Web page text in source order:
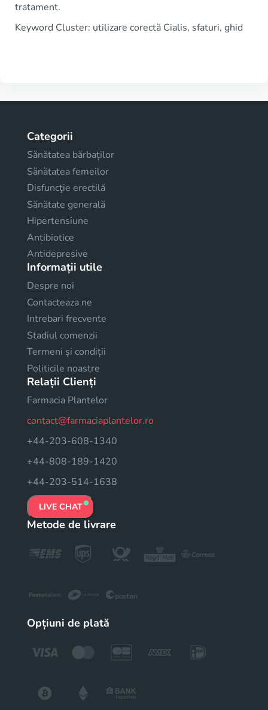
tratament.
Keyword Cluster: utilizare corectă Cialis, sfaturi, ghid
Categorii
Sănătatea bărbaților
Sănătatea femeilor
Disfuncţie erectilă
Sănătate generală
Hipertensiune
Antibiotice
Antidepresive
Informații utile
Despre noi
Contacteaza ne
Intrebari frecvente
Stadiul comenzii
Termeni și condiții
Politicile noastre
Relații Clienți
Farmacia Plantelor
contact@farmaciaplantelor.ro
+44-203-608-1340
+44-808-189-1420
+44-203-514-1638
LIVE CHAT
Metode de livrare
Opțiuni de plată